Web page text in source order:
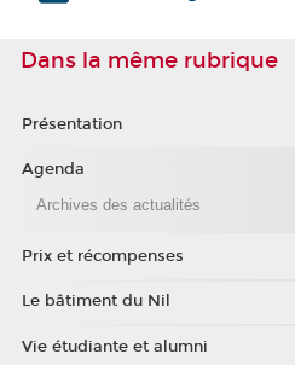
Dans la même rubrique
Présentation
Agenda
Archives des actualités
Prix et récompenses
Le bâtiment du Nil
Vie étudiante et alumni